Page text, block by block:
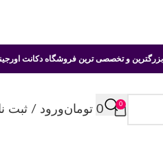
بزرگترین و تخصصی ترین فروشگاه دکانت
0
0 تومانورود / ثبت